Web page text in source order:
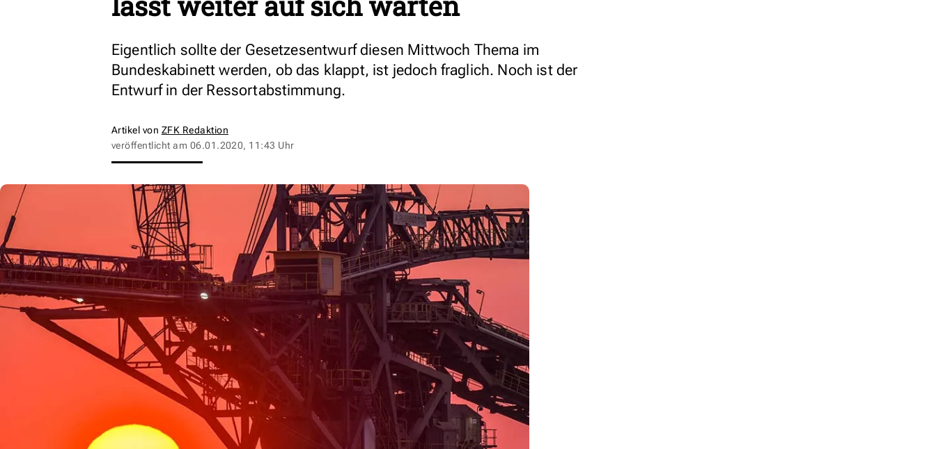
Eigentlich sollte der Gesetzesentwurf diesen Mittwoch Thema im
Bundeskabinett werden, ob das klappt, ist jedoch fraglich. Noch ist der
Entwurf in der Ressortabstimmung.
Artikel von ZFK Redaktion
veröffentlicht am 06.01.2020, 11:43 Uhr